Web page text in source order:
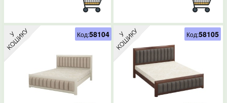
Код:58104 Код:58105